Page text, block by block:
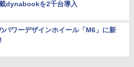
dynabookを2千台導入
パワーデザインホイール「M6」に新